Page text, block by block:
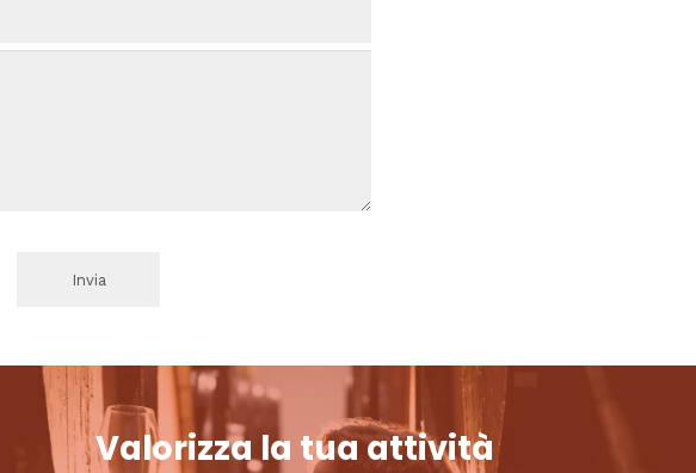
Valorizza la tua attività